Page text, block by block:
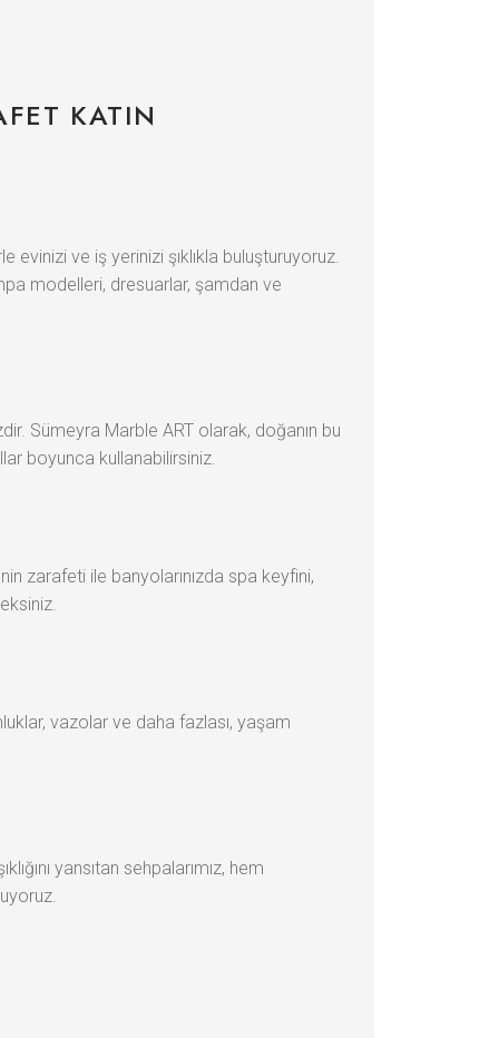
KATIN
ve iş yerinizi şıklıkla buluşturuyoruz.
modelleri, dresuarlar, şamdan ve
Sümeyra Marble ART olarak, doğanın bu
boyunca kullanabilirsiniz.
zarafeti ile banyolarınızda spa keyfini,
vazolar ve daha fazlası, yaşam
yansıtan sehpalarımız, hem